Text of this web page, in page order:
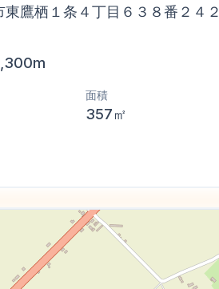
東鷹栖１条４丁目６３８番２４２
面積
357㎡